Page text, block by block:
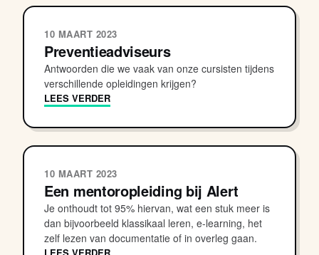
10 MAART 2023
Preventieadviseurs
Antwoorden die we vaak van onze cursisten tijdens
verschillende opleidingen krijgen?
LEES VERDER
10 MAART 2023
Een mentoropleiding bij Alert
Je onthoudt tot 95% hiervan, wat een stuk meer is
dan bijvoorbeeld klassikaal leren, e-learning, het
zelf lezen van documentatie of in overleg gaan.